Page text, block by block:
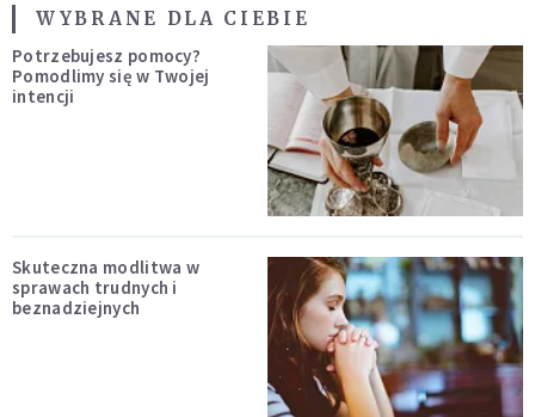
WYBRANE DLA CIEBIE
Potrzebujesz pomocy?
Pomodlimy się w Twojej
intencji
Skuteczna modlitwa w
sprawach trudnych i
beznadziejnych